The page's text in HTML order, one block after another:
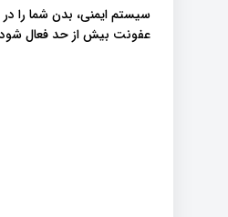
سیستم ایمنی، بدن شما را
عفونت بیش از حد فعال